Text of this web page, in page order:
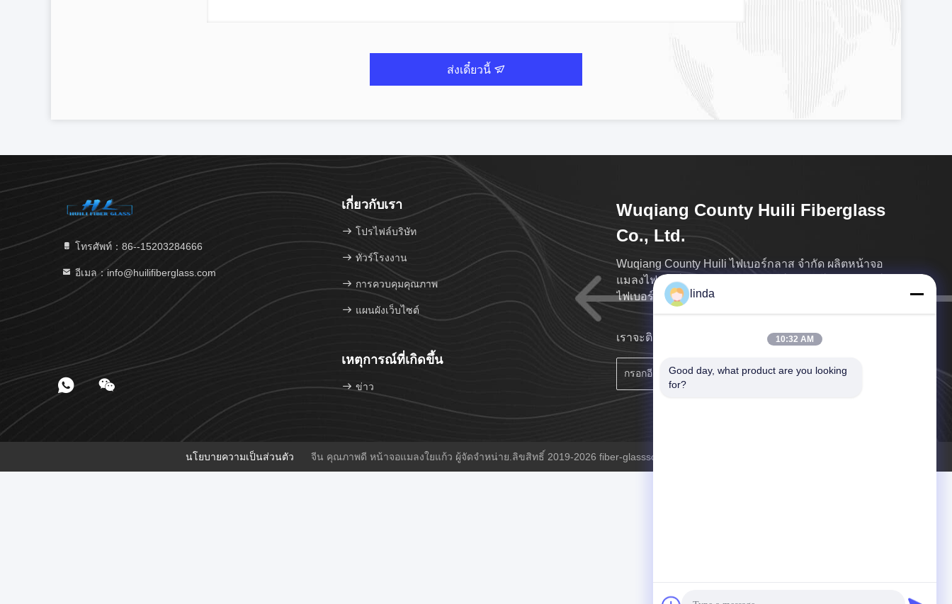
ส่งเดี๋ยวนี้
โทรศัพท์：86--15203284666
อีเมล：info@huilifiberglass.com
เกี่ยวกับเรา
โปรไฟล์บริษัท
ทัวร์โรงงาน
การควบคุมคุณภาพ
แผนผังเว็บไซต์
เหตุการณ์ที่เกิดขึ้น
ข่าว
Wuqiang County Huili Fiberglass
Co., Ltd.
Wuqiang County Huili ไฟเบอร์กลาส จำกัด ผลิตหน้าจอ
แมลงไฟเบอร์กลาส, ตาข่ายไฟเบอร์กลาส, โพลีเอสเตอร์ /
ไฟเบอร์กลาสจีบตาข่าย ฯลฯ
เราจะติดต่อคุณเร็วที่สุดเท่าที่จะทําได้
นโยบายความเป็นส่วนตัว จีน คุณภาพดี หน้าจอแมลงใยแก้ว ผู้จัดจําหน่าย.ลิขสิทธิ์ 2019-2026 fiber-glassscreen.com . สงวนลิขสิทธิ์.
linda
10:32 AM
Good day, what product are you looking
for?